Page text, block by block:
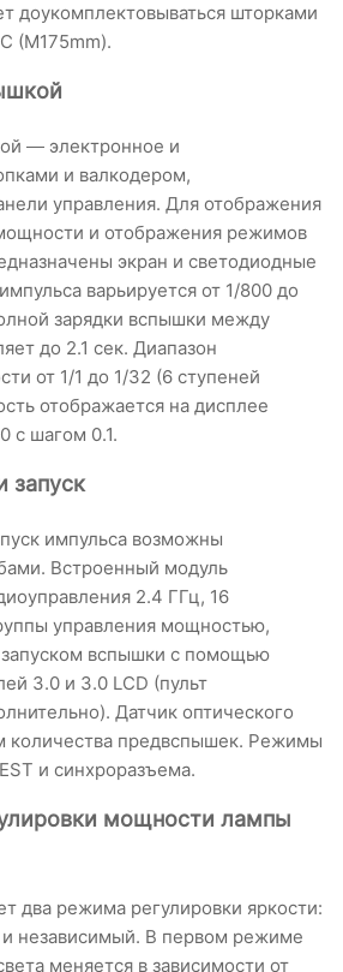
доукомплектовываться шторками
(M175mm).
— электронное и
и валкодером,
управления. Для отображения
и отображения режимов
экран и светодиодные
варьируется от 1/800 до
зарядки вспышки между
до 2.1 сек. Диапазон
от 1/1 до 1/32 (6 ступеней
отображается на дисплее
с шагом 0.1.
запуск
импульса возможны
Встроенный модуль
2.4 ГГц, 16
управления мощностью,
вспышки с помощью
3.0 и 3.0 LCD (пульт
Датчик оптического
количества предвспышек. Режимы
и синхроразъема.
мощности лампы
два режима регулировки яркости:
независимый. В первом режиме
меняется в зависимости от